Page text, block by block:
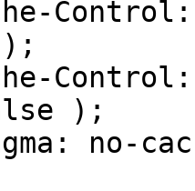
);
no-